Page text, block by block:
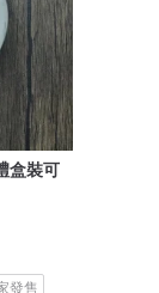
盒裝可
發售